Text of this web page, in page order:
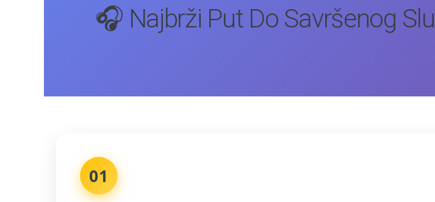
🎧 Najbrži Put Do Savršenog
01